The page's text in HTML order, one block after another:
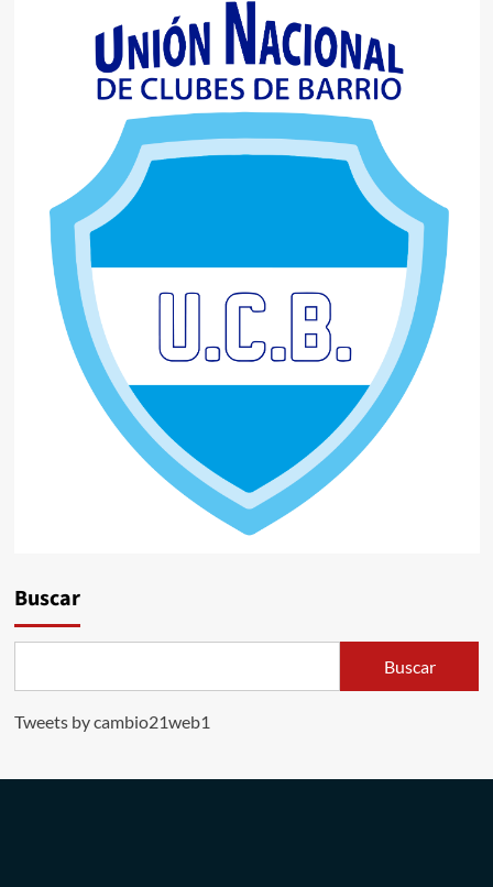
Buscar
Buscar
Tweets by cambio21web1